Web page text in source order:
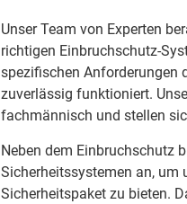
Unser Team von Experten
richtigen Einbruchschutz-
spezifischen Anforderungen
zuverlässig funktioniert.
fachmännisch und stellen
Neben dem Einbruchschutz
Sicherheitssystemen an, um
Sicherheitspaket zu bieten.